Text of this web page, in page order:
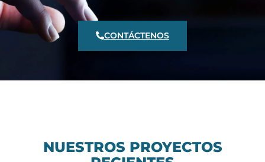
CONTÁCTENOS
NUESTROS PROYECTOS